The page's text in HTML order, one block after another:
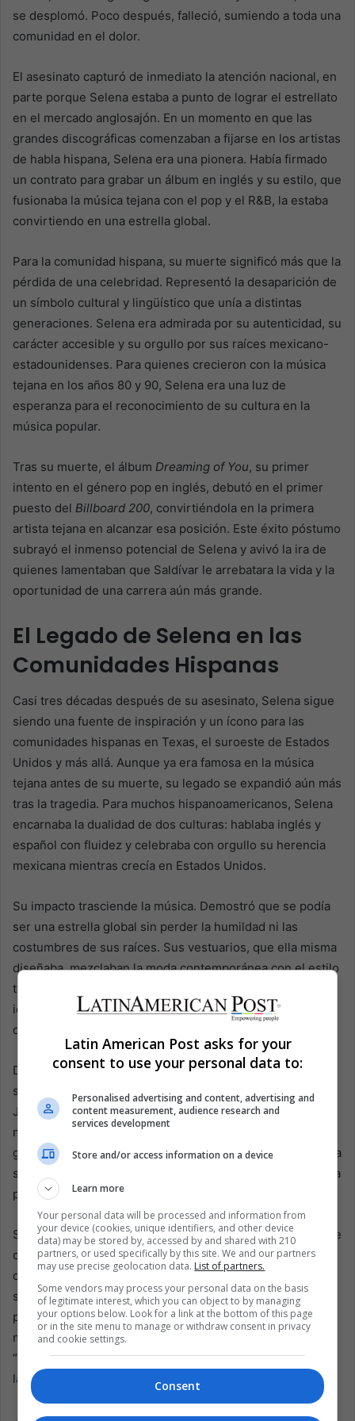
se desplomó. Poco después, falleció, sumiendo a toda una
comunidad en el dolor.
El asesinato capturó de inmediato la atención nacional, en
parte porque Selena estaba a punto de lograr el estrellato
en el mercado anglosajón. En un momento en que las
grandes discográficas comenzaban a fijarse en los artistas
de habla hispana, Selena era una pionera. Había firmado
un contrato para grabar un álbum en inglés y su estilo, que
fusionaba la música tejana con el pop y el R&B, la estaba
convirtiendo en una estrella global.
Para la comunidad hispana, su muerte significó más que la
pérdida de una celebridad. Representó la desaparición de
un símbolo cultural y lingüístico que unía a distintas
generaciones. Selena era admirada por su autenticidad, su
carácter accesible y su orgullo por sus raíces mexicano-
estadounidenses. Para quienes crecieron con la música
tejana en los años 80 y 90, Selena era una luz de
esperanza para el reconocimiento de su cultura en la
música popular.
Tras su muerte, el álbum Dreaming of You, su primer
intento en el género pop en inglés, debutó en el primer
puesto del Billboard 200, convirtiéndola en la primera
artista tejana en alcanzar esa posición. Este éxito póstumo
subrayó el inmenso potencial de Selena y avivó la ira de
quienes lamentaban que Saldívar le arrebatara la vida y la
oportunidad de una carrera aún más grande.
El Legado de Selena en las
Comunidades Hispanas
Casi tres décadas después de su asesinato, Selena sigue
siendo una fuente de inspiración y un ícono para las
comunidades hispanas en Texas, el suroeste de Estados
Unidos y más allá. Aunque ya era famosa en la música
tejana antes de su muerte, su legado se expandió aún más
tras la tragedia. Para muchos hispanoamericanos, Selena
encarnaba la dualidad de dos culturas: hablaba inglés y
español con fluidez y celebraba con orgullo su herencia
mexicana mientras crecía en Estados Unidos.
Su impacto trasciende la música. Demostró que se podía
ser una estrella global sin perder la humildad ni las
costumbres de sus raíces. Sus vestuarios, que ella misma
diseñaba, mezclaban la moda contemporánea con el estilo
tejano, convirtiéndose en una representación visual de su
identidad cultural. Selena se convirtió en una embajadora
de la música y la cultura hispana en Estados Unidos.
Después de su fallecimiento, su impacto en la cultura pop
se mantuvo vivo. La película
Selena
, protagonizada por
Jennifer Lopez, catapultó la carrera de la actriz y ayudó a
mantener vivo el legado de la cantante para nuevas
generaciones. Para muchos, la historia de Selena reflejaba
sus propias experiencias de crecer entre dos mundos, y la
película ayudó a humanizar aún más su figura.
Su influencia sigue vigente en múltiples formas: figuras de
cera en museos, murales en el sur de Texas y líneas de
cosméticos inspiradas en su estilo. Su música sigue
siendo descubierta por nuevas generaciones en
plataformas de streaming, mientras sus fans más fieles
mantienen vivo su recuerdo en redes sociales. El título de
“Reina del Tex-Mex” sigue siendo un reflejo del respeto y
la admiración que su legado inspira.
Latin American Post asks for your
consent to use your personal data to:
Personalised advertising and content, advertising and
content measurement, audience research and
services development
Store and/or access information on a device
Learn more
Your personal data will be processed and information from
your device (cookies, unique identifiers, and other device
data) may be stored by, accessed by and shared with 210
partners, or used specifically by this site. We and our partners
may use precise geolocation data. List of partners.
Some vendors may process your personal data on the basis
of legitimate interest, which you can object to by managing
your options below. Look for a link at the bottom of this page
or in the site menu to manage or withdraw consent in privacy
and cookie settings.
Consent